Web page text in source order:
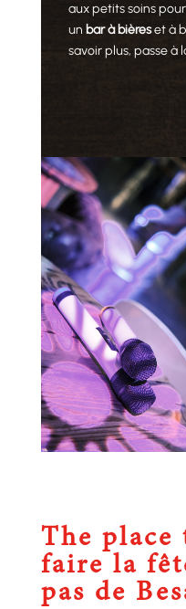
aux petits soins
un bar à bièreset à
savoir plus, passe à
The place
faire la
pas de